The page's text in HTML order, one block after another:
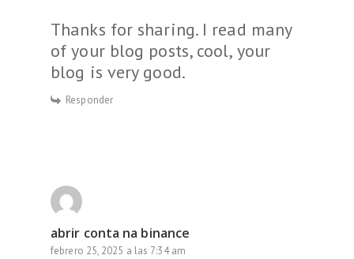
Thanks for sharing. I read many
of your blog posts, cool, your
blog is very good.
Responder
abrir conta na binance
febrero 25, 2025 a las 7:34 am